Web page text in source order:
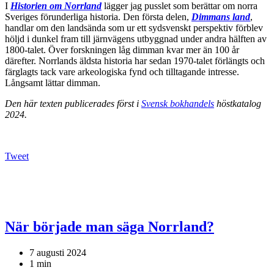
I Historien om Norrlandlägger jag pusslet som berättar om norra
Sveriges förunderliga historia. Den första delen, Dimmans land,
handlar om den landsända som ur ett sydsvenskt perspektiv förblev
höljd i dunkel fram till järnvägens utbyggnad under andra hälften av
1800-talet. Över forskningen låg dimman kvar mer än 100 år
därefter. Norrlands äldsta historia har sedan 1970-talet förlängts och
färglagts tack vare arkeologiska fynd och tilltagande intresse.
Långsamt lättar dimman.
Den här texten publicerades först i Svensk bokhandels höstkatalog
2024.
Tweet
När började man säga Norrland?
7 augusti 2024
1 min